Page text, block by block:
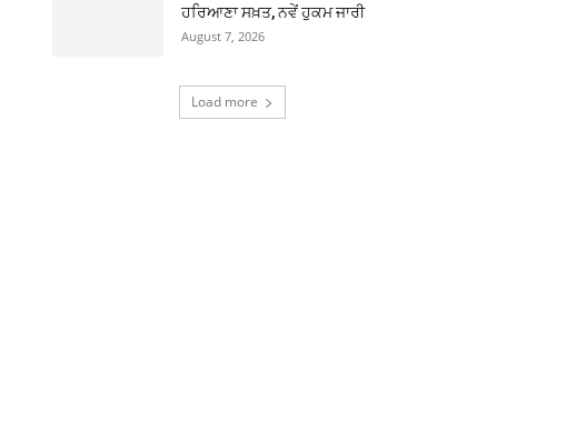
ਹਰਿਆਣਾ ਸਖ਼ਤ, ਨਵੇਂ ਹੁਕਮ ਜਾਰੀ
August 7, 2026
Load more